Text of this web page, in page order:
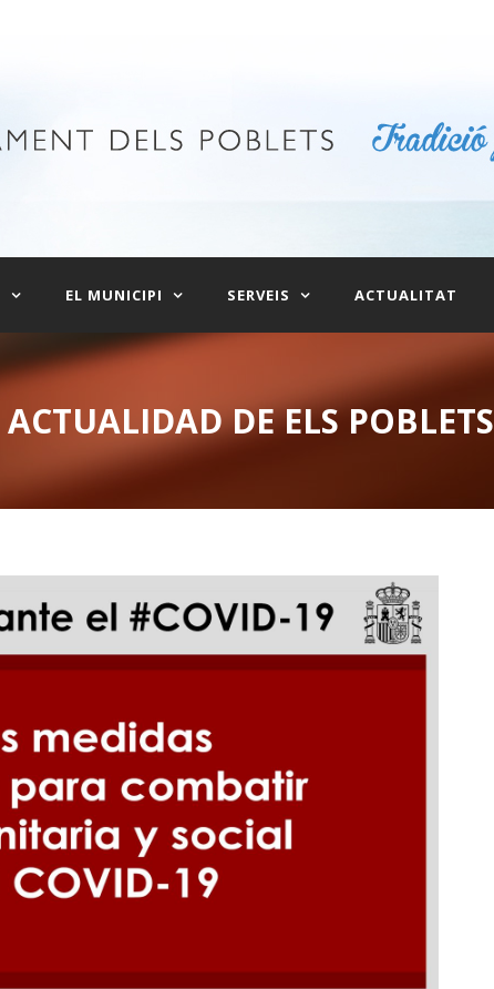
EL MUNICIPI SERVEIS ACTUALITAT
ACTUALIDAD DE ELS POBLETS